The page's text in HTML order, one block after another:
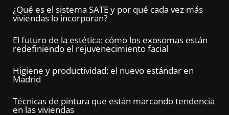
¿Qué es el sistema SATE y por qué cada vez más
viviendas lo incorporan?
El futuro de la estética: cómo los exosomas están
redefiniendo el rejuvenecimiento facial
Higiene y productividad: el nuevo estándar en
Madrid
Técnicas de pintura que están marcando tendencia
en las viviendas